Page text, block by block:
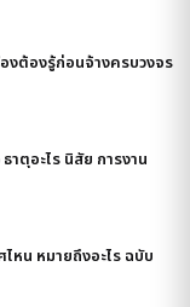
งต้องรู้ก่อนจ้างครบวงจร
ตุอะไร นิสัย การงาน
หน หมายถึงอะไร ฉบับ